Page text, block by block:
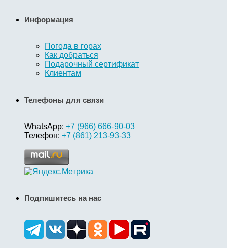
Информация
Погода в горах
Как добраться
Подарочный сертификат
Клиентам
Телефоны для связи
WhatsApp: +7 (966) 666-90-03
Телефон: +7 (861) 213-93-33
Подпишитесь на нас